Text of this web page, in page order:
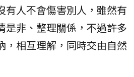
有人不會傷害別人，雖然有
是非、整理關係，不過許多
，相互理解，同時交由自然